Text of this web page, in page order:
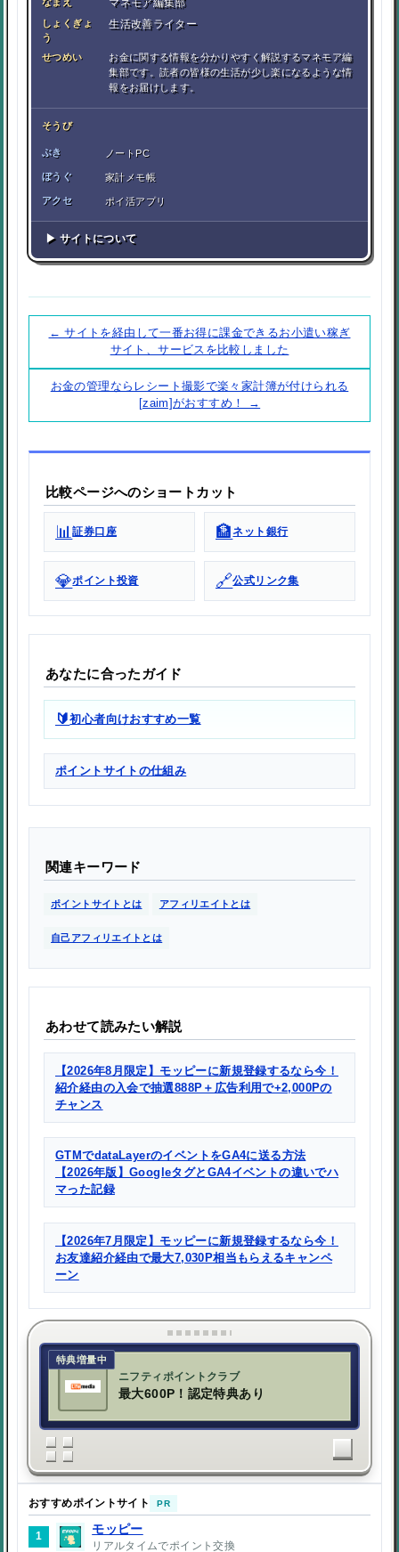
マネモア編集部
しょくぎょ
う
生活改善ライター
せつめい
お金に関する情報を分かりやすく解説するマネモア編
集部です。読者の皆様の生活が少し楽になるような情
報をお届けします。
そうび
ぶき ノートPC
ぼうぐ 家計メモ帳
アクセ ポイ活アプリ
▶ サイトについて
← サイトを経由して一番お得に課金できるお小遣い稼ぎ
サイト、サービスを比較しました
お金の管理ならレシート撮影で楽々家計簿が付けられる
[zaim]がおすすめ！ →
比較ページへのショートカット
📊証券口座 🏦ネット銀行
💎ポイント投資 🔗公式リンク集
あなたに合ったガイド
🔰初心者向けおすすめ一覧
ポイントサイトの仕組み
関連キーワード
ポイントサイトとは アフィリエイトとは
自己アフィリエイトとは
あわせて読みたい解説
【2026年8月限定】モッピーに新規登録するなら今！
紹介経由の入会で抽選888P＋広告利用で+2,000Pの
チャンス
GTMでdataLayerのイベントをGA4に送る方法
【2026年版】GoogleタグとGA4イベントの違いでハ
マった記録
【2026年7月限定】モッピーに新規登録するなら今！
お友達紹介経由で最大7,030P相当もらえるキャンペ
ーン
特典増量中
ニフティポイントクラブ
最大600P！認定特典あり
おすすめポイントサイト PR
1
モッピー
リアルタイムでポイント交換